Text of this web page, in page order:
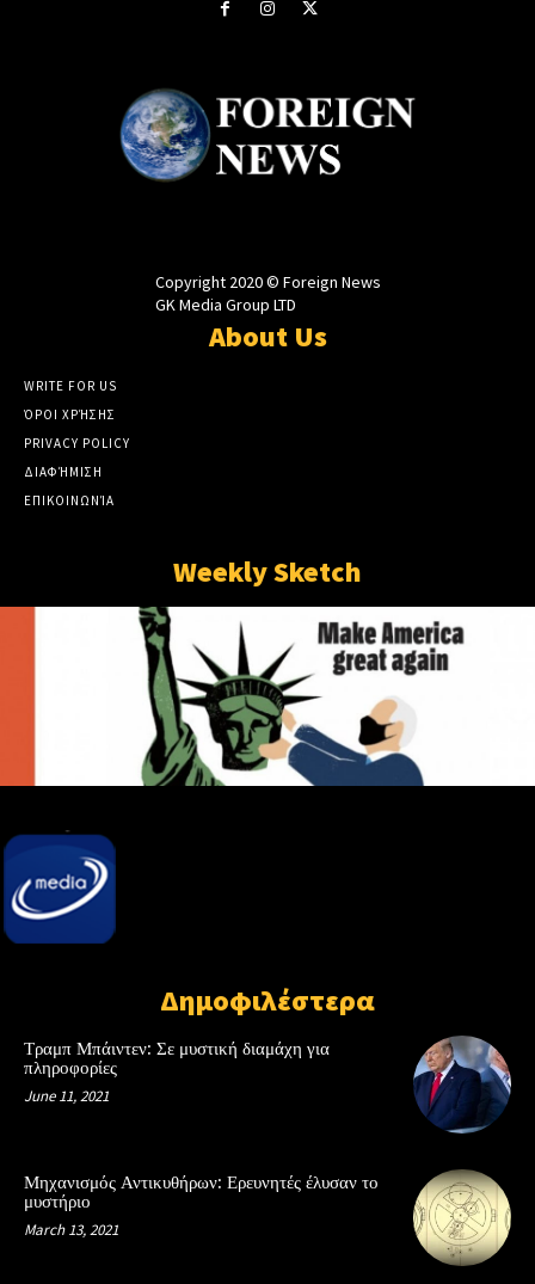
Copyright 2020 © Foreign News
GK Media Group LTD
About Us
WRITE FOR US
ΌΡΟΙ ΧΡΉΣΗΣ
PRIVACY POLICY
ΔΙΑΦΉΜΙΣΗ
ΕΠΙΚΟΙΝΩΝΊΑ
Weekly Sketch
Δημοφιλέστερα
Τραμπ Μπάιντεν: Σε μυστική διαμάχη για
πληροφορίες
June 11, 2021
Μηχανισμός Αντικυθήρων: Ερευνητές έλυσαν το
μυστήριο
March 13, 2021